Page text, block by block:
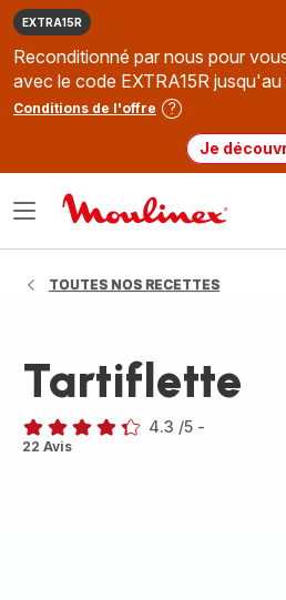
EXTRA15R
Reconditionné par nous pour
avec le code EXTRA15R
Conditions de l'offre
Je
Ouvrir
TOUTES NOS RECETTES
Tartiflette
ratings.4.3
4.3 /5 -
22 Avis